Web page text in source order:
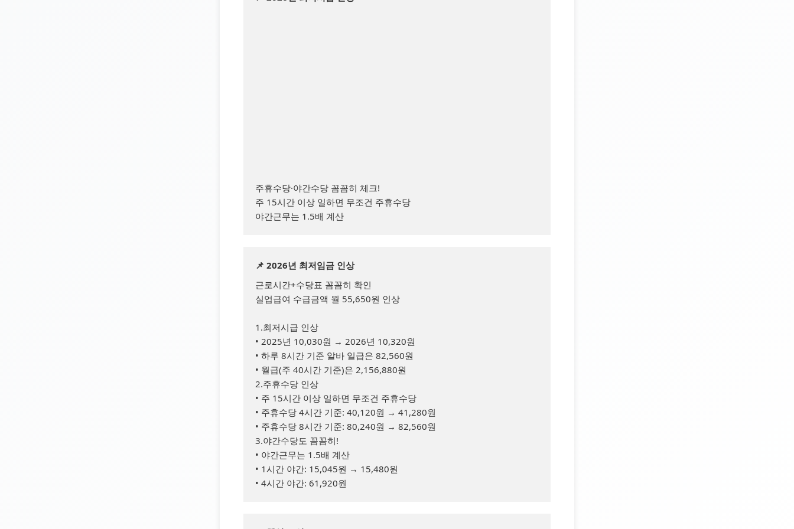
주휴수당·야간수당 꼼꼼히 체크!
주 15시간 이상 일하면 무조건 주휴수당
야간근무는 1.5배 계산
📌 2026년 최저임금 인상
근로시간+수당표 꼼꼼히 확인
실업급여 수급금액 월 55,650원 인상
1.최저시급 인상
• 2025년 10,030원 → 2026년 10,320원
• 하루 8시간 기준 알바 일급은 82,560원
• 월급(주 40시간 기준)은 2,156,880원
2.주휴수당 인상
• 주 15시간 이상 일하면 무조건 주휴수당
• 주휴수당 4시간 기준: 40,120원 → 41,280원
• 주휴수당 8시간 기준: 80,240원 → 82,560원
3.야간수당도 꼼꼼히!
• 야간근무는 1.5배 계산
• 1시간 야간: 15,045원 → 15,480원
• 4시간 야간: 61,920원